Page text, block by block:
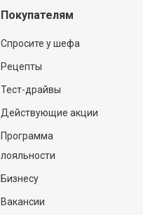
Покупателям
Спросите у шефа
Рецепты
Тест-драйвы
Действующие акции
Программа
лояльности
Бизнесу
Вакансии